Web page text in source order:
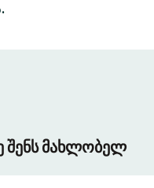
შენს მახლობელ